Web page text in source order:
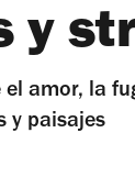
y
amor, la
y paisajes